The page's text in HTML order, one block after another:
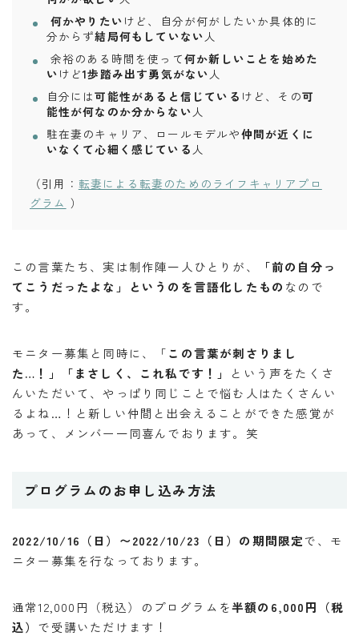
何かやりたい けど、自分が何がしたいか具体的に
分からず結局何もしていない人
余裕のある時間を使って何か新しいことを始めた
い けど1歩踏み出す勇気がない人
自分には可能性があると信じている けど、その可
能性が何なのか分からない人
駐在妻のキャリア、ロールモデルや仲間が近くに
いなくて心細く感じている 人
（引用： 転妻による転妻のためのライフキャリアプロ
グラム ）
この言葉たち、実は制作陣一人ひとりが、
「前の自分っ
てこうだったよな」というのを言語化したもの なので
す。
モニター募集と同時に、「この言葉が刺さりまし
た…！」「まさしく、これ私です！」
という声をたくさ
んいただいて、やっぱり同じことで悩む人はたくさんい
るよね…！と新しい仲間と出会えることができた感覚が
あって、メンバー一同喜んでおります。笑
プログラムのお申し込み方法
2022/10/16（日）〜2022/10/23（日）の期間限定で、モ
ニター募集を行なっております。
通常12,000円（税込）のプログラムを半額の6,000円（税
込） で受講いただけます！